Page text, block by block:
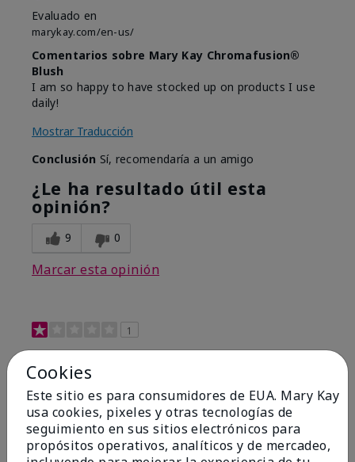
Evaluado en
marykay.com/en-us/
Comentarios sobre Mary Kay Chromafusion®
Blush
I am so happy to have stocked up on products I use
daily!
Mostrar Traducción
Conclusión Sí, recomendaría a un amigo
¿Le ha resultado útil esta
opinión?
9 0
Marcar esta opinión
1
Not a favorite
EnviadoHace 9 meses
por Bette B.
deGreen Valley
Comprador verificado
Cookies
Este sitio es para consumidores de EUA. Mary Kay
usa cookies, pixeles y otras tecnologías de
seguimiento en sus sitios electrónicos para
propósitos operativos, analíticos y de mercadeo,